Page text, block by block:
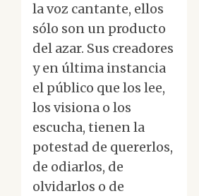
la voz cantante, ellos
sólo son un producto
del azar. Sus creadores
y en última instancia
el público que los lee,
los visiona o los
escucha, tienen la
potestad de quererlos,
de odiarlos, de
olvidarlos o de